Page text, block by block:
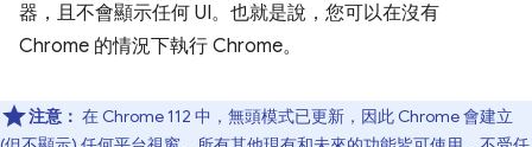
器，且不會顯示任何 UI。也就是說，您可以在沒有
Chrome 的情況下執行 Chrome。
注意： 在 Chrome 112 中，無頭模式已更新，因此 Chrome 會建立